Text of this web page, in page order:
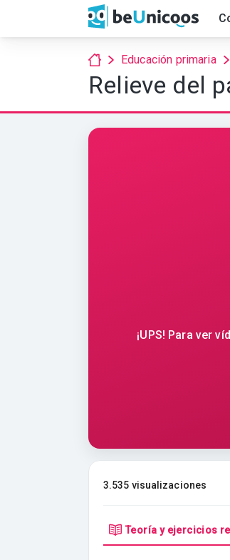
Educación primaria
Relieve del
¡UPS! Para ver
3.535 visualizaciones
Teoría y ejercicios